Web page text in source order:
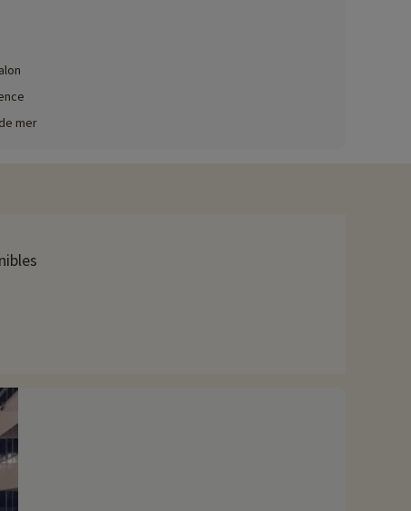
vue imprenable sur l'océan. Petits et grands seront ravis.
la piscine.
déjà négocié des activités, elles sont réservables avec
mer